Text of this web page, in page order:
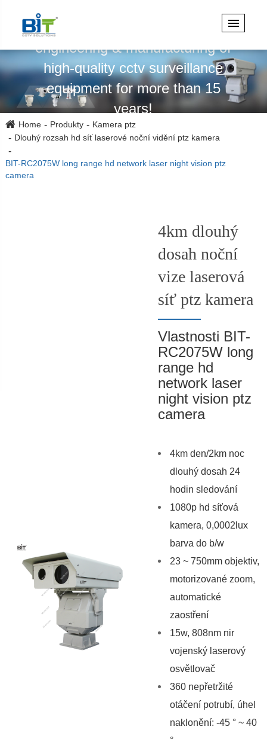
Specializuje se na design,
engineering & manufacturing of
high-quality cctv surveillance
equipment for more than 15
years!
Home Produkty
Kamera ptz
Dlouhý rozsah hd síť laserové noční vidění ptz kamera
BIT-RC2075W long range hd network laser night vision ptz
camera
4km dlouhý
dosah noční
vize laserová
síť ptz kamera
Vlastnosti BIT-
RC2075W long
range hd
network laser
night vision ptz
camera
4km den/2km noc
dlouhý dosah 24
hodin sledování
1080p hd síťová
kamera, 0,0002lux
barva do b/w
23 ~ 750mm objektiv,
motorizované zoom,
automatické
zaostření
15w, 808nm nir
vojenský laserový
osvětlovač
360 nepřetržité
otáčení potrubí, úhel
naklonění: -45 ° ~ 40
°